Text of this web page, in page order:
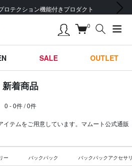
ロテクション機能付きプロダクト
次の画像
0
SALE OUTLET
新着商品
0 - 0件 / 0件
テムをご用意しています。マムート公式通販
ー バックパック バックパックアクセサ